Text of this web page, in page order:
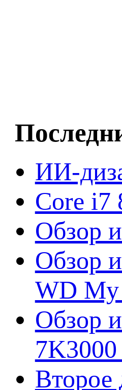
ИИ-
Core i7
Обзор
Обзор
WD My
Обзор